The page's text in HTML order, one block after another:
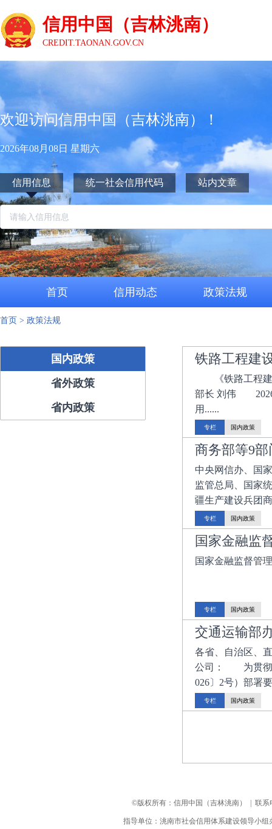
信用中国（吉林洮南）
CREDIT.TAONAN.GOV.CN
欢迎访问信用中国（吉林洮南）！
2026年08月08日 星期六
信用信息 统一社会信用代码 站内文章
首页 信用动态 政策法规
首页 > 政策法规
国内政策
省外政策
省内政策
铁路工程建
《铁路工程建
部长 刘伟
用...
专栏 国内政策
商务部等9
中央网信办、国
监管总局、国家
疆生产建设兵团
专栏 国内政策
国家金融监
国家金融监督管
专栏 国内政策
交通运输部
各省、自治区、
公司： 为贯彻落
026〕2号）部署
专栏 国内政策
©版权所有：信用中国（吉林洮南） | 联系
指导单位：洮南市社会信用体系建设领导小